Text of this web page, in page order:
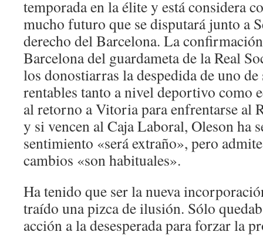
temporada en la élite y está considera
mucho futuro que se disputará junto a
derecho del Barcelona. La
Barcelona del guardameta de la Real
los donostiarras la despedida de uno
rentables tanto a nivel deportivo como
al retorno a Vitoria para enfrentarse al
y si vencen al Caja Laboral, Oleson ha
sentimiento «será extraño», pero
cambios «son habituales».
Ha tenido que ser la nueva
traído una pizca de ilusión. Sólo
acción a la desesperada para forzar la